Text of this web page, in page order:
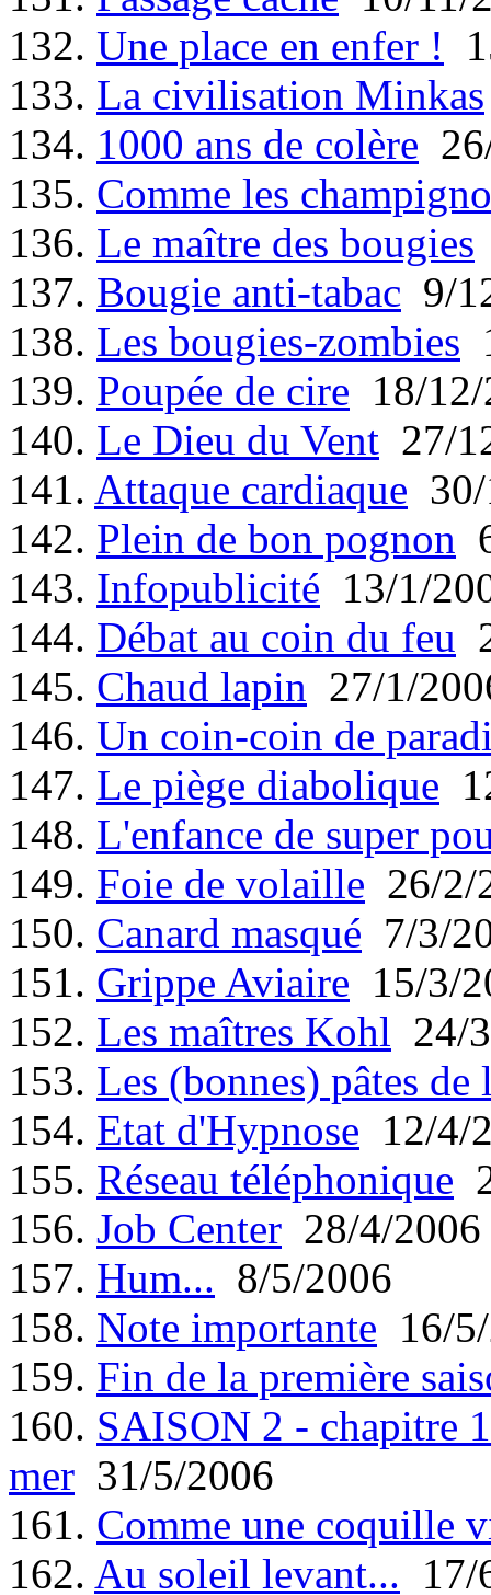
132. Une place en enfer !
133. La civilisation Minkas
134. 1000 ans de colère
135. Comme les
136. Le maître des bougies
137. Bougie anti-tabac 9/
138. Les bougies-zombies
139. Poupée de cire 18/
140. Le Dieu du Vent 27/
141. Attaque cardiaque
142. Plein de bon pognon
143. Infopublicité 13/1/
144. Débat au coin du feu
145. Chaud lapin 27/1/
146. Un coin-coin de
147. Le piège diabolique
148. L'enfance de super
149. Foie de volaille 26/2/
150. Canard masqué 7/3/
151. Grippe Aviaire 15/3/
152. Les maîtres Kohl 24/
153. Les (bonnes) pâtes de
154. Etat d'Hypnose 12/4/
155. Réseau téléphonique
156. Job Center 28/4/2006
157. Hum... 8/5/2006
158. Note importante 16/
159. Fin de la première
160. SAISON 2 - chapitre
mer 31/5/2006
161. Comme une coquille
162. Au soleil levant... 17/